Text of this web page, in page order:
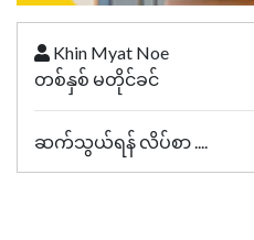
Khin Myat Noe
တစ်နှစ် မတိုင်ခင်
ဆက်သွယ်ရန် လိပ်စာ ....